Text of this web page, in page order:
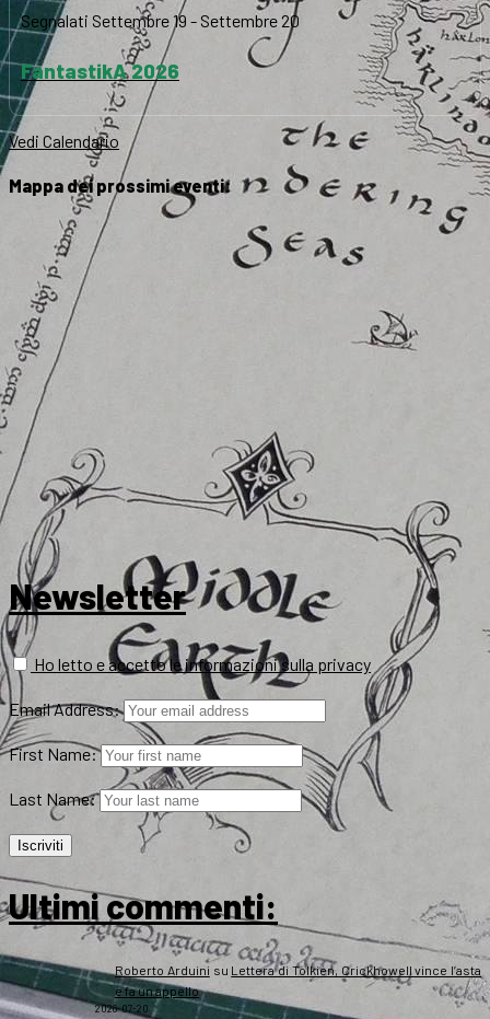
Segnalati Settembre 19 - Settembre 20
FantastikA 2026
Vedi Calendario
Mappa dei prossimi eventi:
Newsletter
Ho letto e accetto le informazioni sulla privacy
Email Address:
First Name:
Last Name:
Ultimi commenti:
Roberto Arduini su Lettera di Tolkien, Crickhowell vince l’asta
e fa un appello
2026-07-20